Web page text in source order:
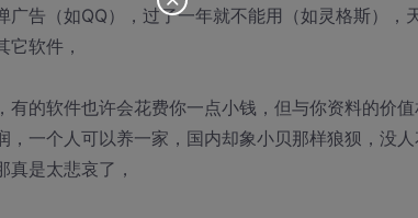
告（如QQ），过了一年就不能用（如灵格斯），
软件，
的软件也许会花费你一点小钱，但与你资料的价值
一个人可以养一家，国内却象小贝那样狼狈，没人
是太悲哀了，